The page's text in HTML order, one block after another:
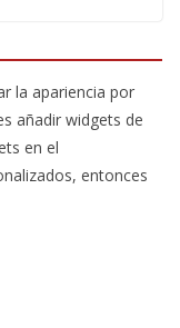
la apariencia por
añadir widgets de
en el
entonces